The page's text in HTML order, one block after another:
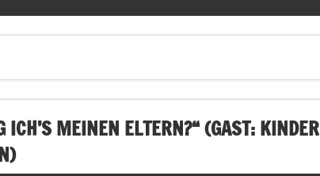
MEINEN ELTERN?“ (GAST: KINDER